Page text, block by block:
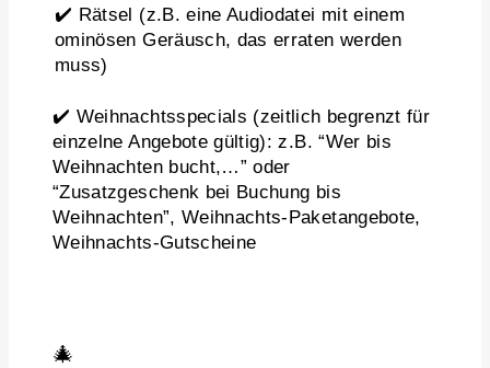
✔️ Rätsel (z.B. eine Audiodatei mit einem
ominösen Geräusch, das erraten werden
muss)
✔️ Weihnachtsspecials (zeitlich begrenzt für
einzelne Angebote gültig): z.B. “Wer bis
Weihnachten bucht,…” oder
“Zusatzgeschenk bei Buchung bis
Weihnachten”, Weihnachts-Paketangebote,
Weihnachts-Gutscheine
🎄